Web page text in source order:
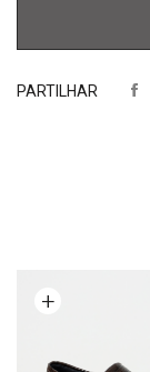
PARTILHAR
opções